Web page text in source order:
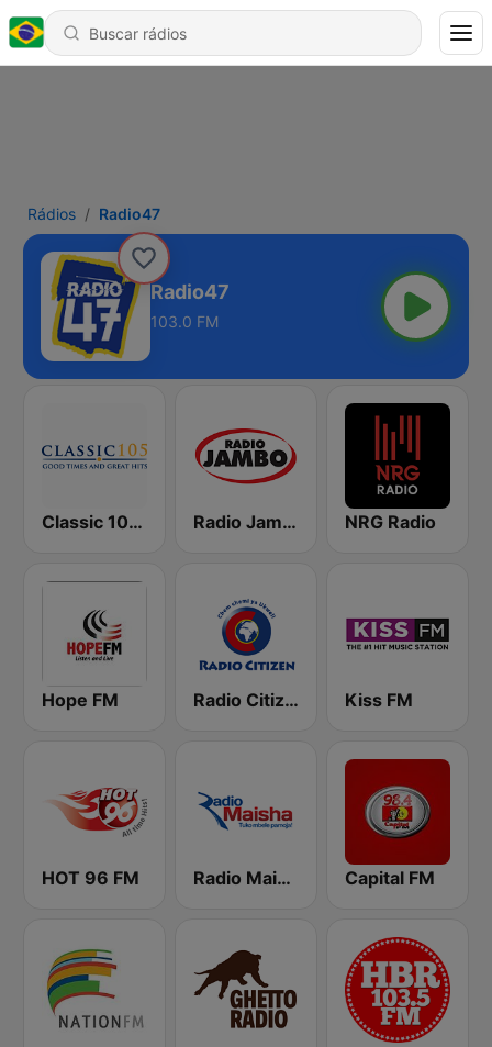
Rádios Radio47
Radio47
103.0 FM
Classic 105 FM Radio Jambo NRG Radio
Hope FM Radio Citizen Kiss FM
HOT 96 FM Radio Maisha Capital FM